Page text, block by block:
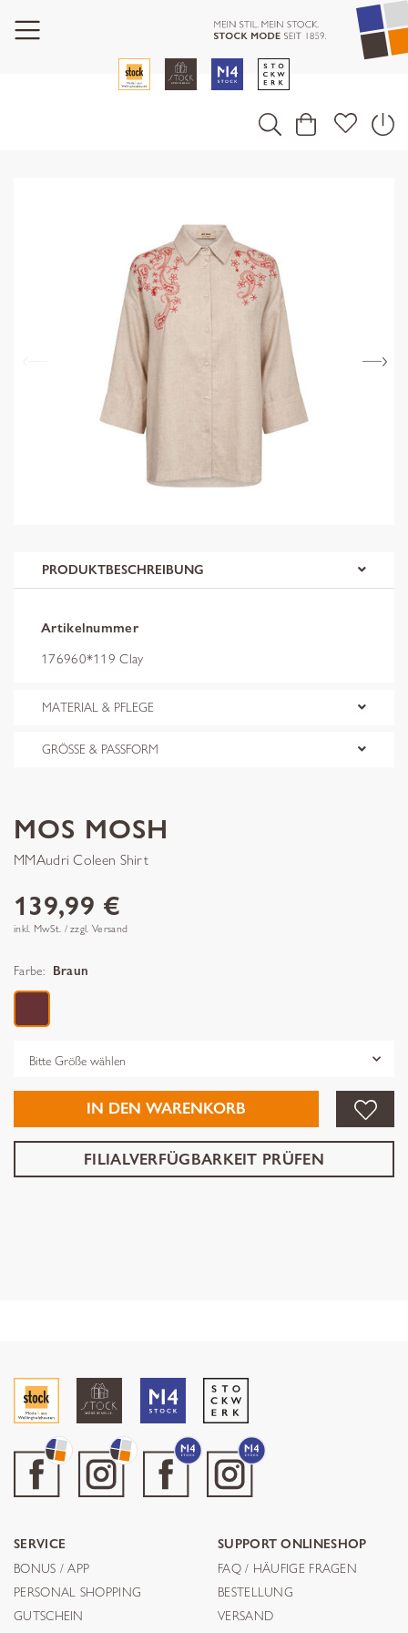
PRODUKTBESCHREIBUNG
Artikelnummer
176960*119 Clay
MATERIAL & PFLEGE
GRÖSSE & PASSFORM
MOS MOSH
MMAudri Coleen Shirt
139,99 €
inkl. MwSt. / zzgl. Versand
Farbe: Braun
IN DEN WARENKORB
FILIALVERFÜGBARKEIT PRÜFEN
SERVICE
BONUS / APP
PERSONAL SHOPPING
GUTSCHEIN
SUPPORT ONLINESHOP
FAQ / HÄUFIGE FRAGEN
BESTELLUNG
VERSAND